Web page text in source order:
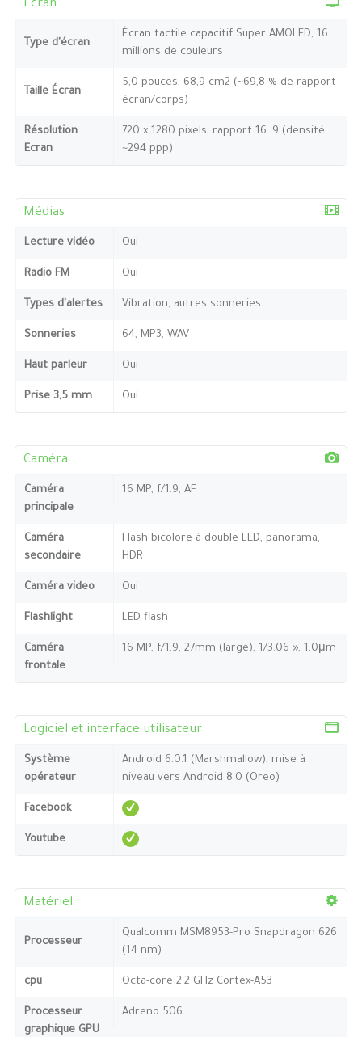
Ecran
Type d'écran
Écran tactile capacitif Super AMOLED, 16
millions de couleurs
Taille Écran
5,0 pouces, 68,9 cm2 (~69,8 % de rapport
écran/corps)
Résolution
Ecran
720 x 1280 pixels, rapport 16 :9 (densité
~294 ppp)
Médias
Lecture vidéo Oui
Radio FM Oui
Types d'alertes Vibration, autres sonneries
Sonneries 64, MP3, WAV
Haut parleur Oui
Prise 3,5 mm Oui
Caméra
Caméra
principale
16 MP, f/1.9, AF
Caméra
secondaire
Flash bicolore à double LED, panorama,
HDR
Caméra video Oui
Flashlight LED flash
Caméra
frontale
16 MP, f/1.9, 27mm (large), 1/3.06 », 1.0μm
Logiciel et interface utilisateur
Système
opérateur
Android 6.0.1 (Marshmallow), mise à
niveau vers Android 8.0 (Oreo)
Facebook
Youtube
Matériel
Processeur
Qualcomm MSM8953-Pro Snapdragon 626
(14 nm)
cpu Octa-core 2.2 GHz Cortex-A53
Processeur
graphique GPU
Adreno 506